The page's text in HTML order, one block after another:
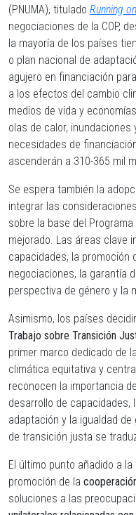
(PNUMA), titulado Running
negociaciones de la COP,
la mayoría de los países
o plan nacional de
agujero en financiación
a los efectos del cambio
medios de vida y
olas de calor,
necesidades de
ascenderán a 310-365 mil
Se espera también la
integrar las
sobre la base del
mejorado. Las áreas clave
capacidades, la promoción
negociaciones, la garantía
perspectiva de género y la
Asimismo, los países
Trabajo sobre Transición
primer marco dedicado de
climática equitativa y
reconocen la importancia
desarrollo de capacidades,
adaptación y la igualdad
de transición justa se
El último punto añadido a
promoción de la
soluciones a las